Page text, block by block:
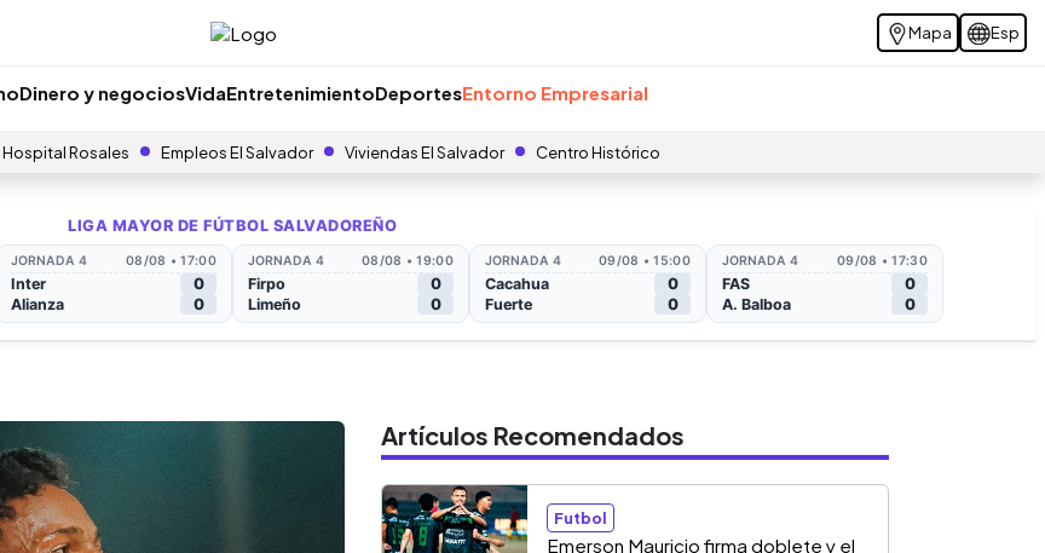
Mapa Esp
Dinero y negociosVidaEntretenimientoDeportesEntorno Empresarial
Hospital Rosales Empleos El Salvador Viviendas El Salvador Centro Histórico
Artículos Recomendados
Futbol
Emerson Mauricio firma doblete y el